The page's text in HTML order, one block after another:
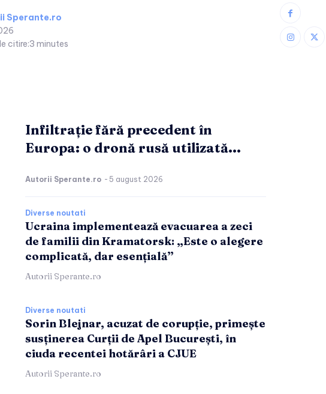
Sperante.ro
citire:3 minutes
Infiltrație fără precedent în
Europa: o dronă rusă utilizată...
Autorii Sperante.ro - 5 august 2026
Diverse noutati
Ucraina implementează evacuarea a zeci
de familii din Kramatorsk: „Este o alegere
complicată, dar esențială”
Autorii Sperante.ro
Diverse noutati
Sorin Blejnar, acuzat de corupție, primește
susținerea Curții de Apel București, în
ciuda recentei hotărâri a CJUE
Autorii Sperante.ro